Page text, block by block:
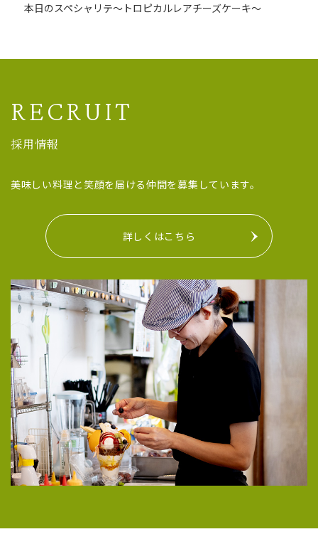
本日のスペシャリテ〜トロピカルレアチーズケーキ〜
RECRUIT
採用情報
美味しい料理と笑顔を届ける仲間を募集しています。
詳しくはこちら